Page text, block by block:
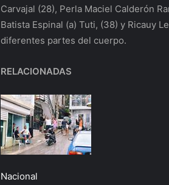
Carvajal (28), Perla Maciel Calderón
Batista Espinal (a) Tuti, (38) y Ricauy
diferentes partes del cuerpo.
RELACIONADAS
Nacional